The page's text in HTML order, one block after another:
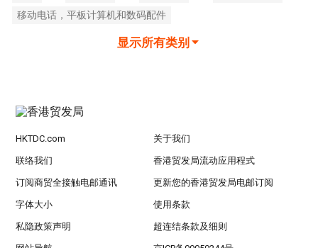
移动电话，平板计算机和数码配件
显示所有类别
HKTDC.com 关于我们
联络我们 香港贸发局流动应用程式
订阅商贸全接触电邮通讯 更新您的香港贸发局电邮订阅
字体大小 使用条款
私隐政策声明 超连结条款及细则